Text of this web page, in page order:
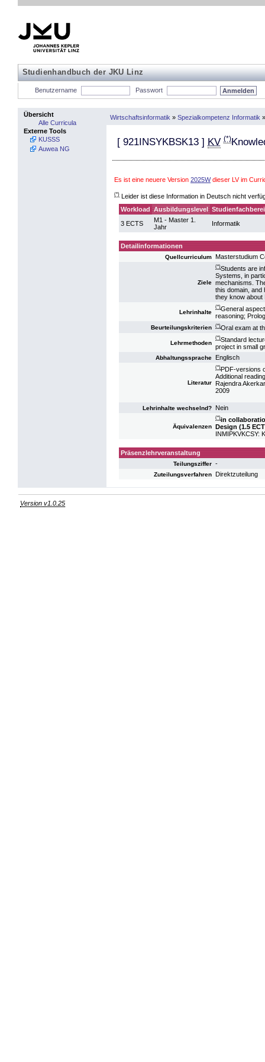
Studienhandbuch der JKU Linz
Benutzername Passwort
Übersicht
Alle Curricula
Externe Tools
KUSSS
Auwea NG
Wirtschaftsinformatik » Spezialkompetenz Informatik »
[ 921INSYKBSK13 ] KV (*)
Es ist eine neuere Version 2025Wdieser LV im
(*) Leider ist diese Information in Deutsch nicht
Workload Ausbildungslevel
3 ECTS
M1 - Master 1.
Jahr
Informatik
Detailinformationen
Quellcurriculum Masterstudium
Ziele
(*)Students are
Systems, in
mechanisms.
this domain, and
they know about
Lehrinhalte
(*)General
reasoning;
Beurteilungskriterien (*)Oral exam at
Lehrmethoden
(*)Standard
project in small
Abhaltungssprache Englisch
Literatur
(*)PDF-versions
Additional
Rajendra
2009
Lehrinhalte wechselnd? Nein
Äquivalenzen
(*)in
Design (1.5
INMIPKVKCSY:
Präsenzlehrveranstaltung
Teilungsziffer -
Zuteilungsverfahren Direktzuteilung
Version v1.0.25